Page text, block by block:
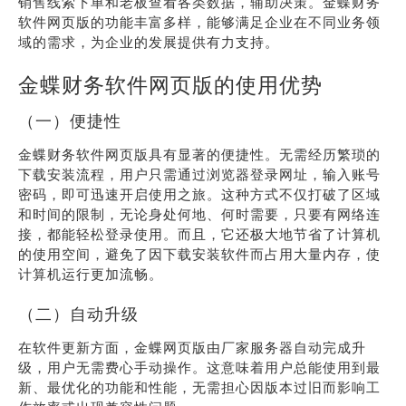
软件网页版的功能丰富多样，能够满足企业在不同业务领
域的需求，为企业的发展提供有力支持。
金蝶财务软件网页版的使用优势
（一）便捷性
金蝶财务软件网页版具有显著的便捷性。无需经历繁琐的
下载安装流程，用户只需通过浏览器登录网址，输入账号
密码，即可迅速开启使用之旅。这种方式不仅打破了区域
和时间的限制，无论身处何地、何时需要，只要有网络连
接，都能轻松登录使用。而且，它还极大地节省了计算机
的使用空间，避免了因下载安装软件而占用大量内存，使
计算机运行更加流畅。
（二）自动升级
在软件更新方面，金蝶网页版由厂家服务器自动完成升
级，用户无需费心手动操作。这意味着用户总能使用到最
新、最优化的功能和性能，无需担心因版本过旧而影响工